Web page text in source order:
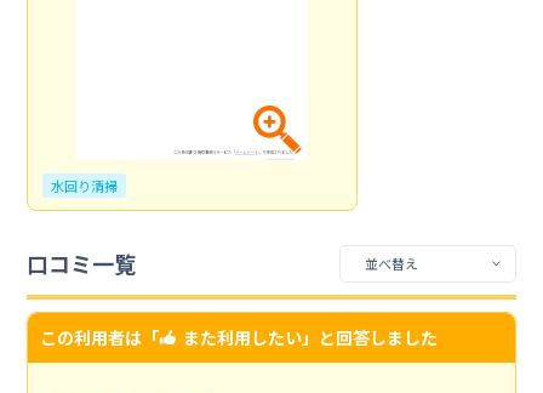
水回り清掃
口コミ一覧
この利用者は「 また利用したい」と回答しました